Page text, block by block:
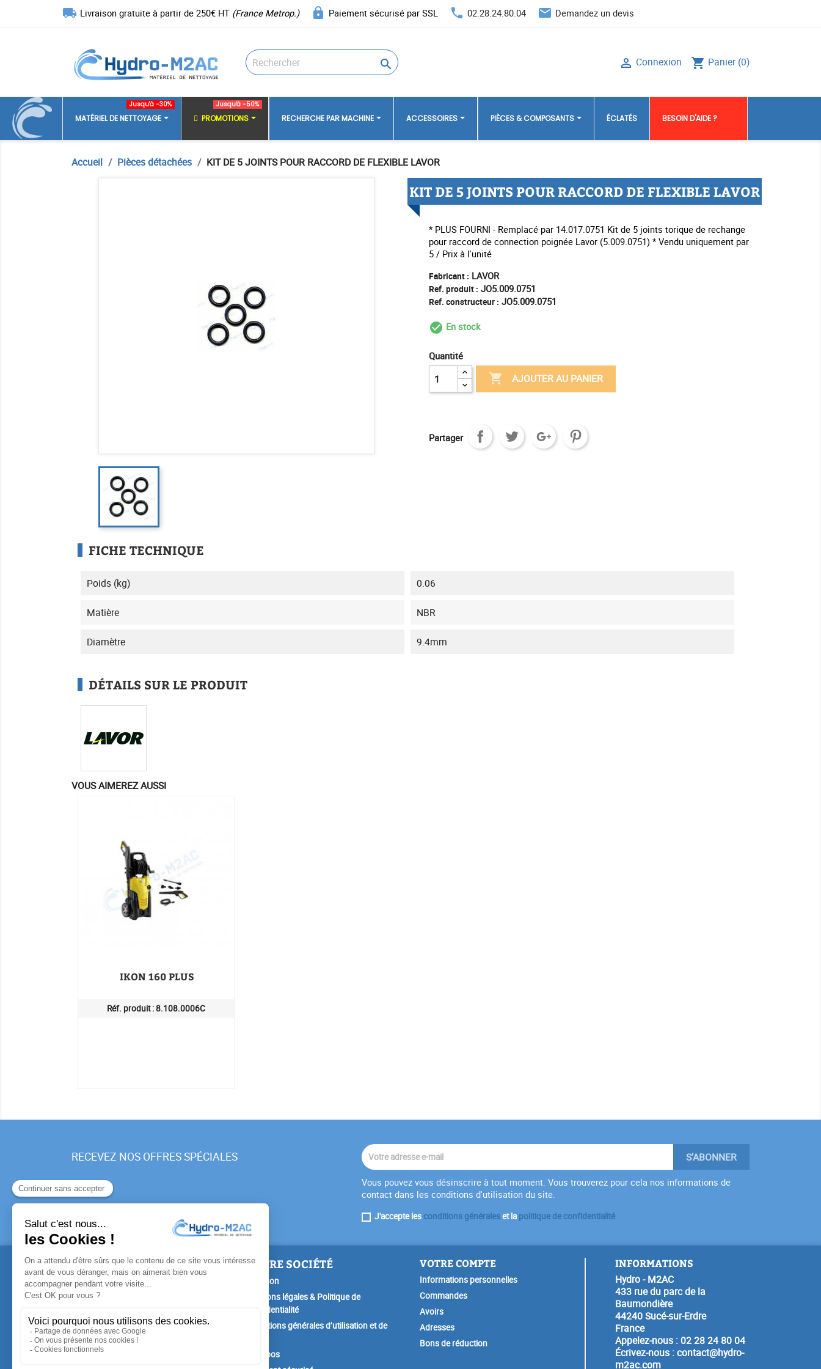
local_shipping Livraison gratuite à partir de 250€ HT (France Metrop.) lock Paiement sécurisé par SSL phone 02.28.24.80.04 email Demandez un devis
 shopping_cart Panier (0)
 Connexion
MATÉRIEL DE NETTOYAGE
Jusqu'à -30%
PROMOTIONS
Jusqu'à -50%
RECHERCHE PAR MACHINE ACCESSOIRES PIÈCES & COMPOSANTS ÉCLATÉS BESOIN D'AIDE ?
Accueil Pièces détachées KIT DE 5 JOINTS POUR RACCORD DE FLEXIBLE LAVOR
KIT DE 5 JOINTS POUR RACCORD DE FLEXIBLE LAVOR
* PLUS FOURNI - Remplacé par 14.017.0751 Kit de 5 joints torique de rechange
pour raccord de connection poignée Lavor (5.009.0751) * Vendu uniquement par
5 / Prix à l'unité
Fabricant : LAVOR
Ref. produit : JO5.009.0751
Ref. constructeur : JO5.009.0751
check_circle_outline
En stock
Quantité
 AJOUTER AU PANIER
Partager
FICHE TECHNIQUE
Poids (kg) 0.06
Matière NBR
Diamètre 9.4mm
DÉTAILS SUR LE PRODUIT
VOUS AIMEREZ AUSSI
IKON 160 PLUS
Réf. produit :8.108.0006C
RECEVEZ NOS OFFRES SPÉCIALES
Vous pouvez vous désinscrire à tout moment. Vous trouverez pour cela nos informations de
contact dans les conditions d'utilisation du site.
J'accepte les conditions généraleset lapolitique de confidentialité
PRODUITS
Promotions
Nouveaux produits
NOTRE SOCIÉTÉ
Livraison
Mentions légales & Politique de
Confidentialité
Conditions générales d’utilisation et de
A propos
VOTRE COMPTE
Informations personnelles
Commandes
Avoirs
Adresses
Bons de réduction
INFORMATIONS
Hydro - M2AC
433 rue du parc de la
Baumondière
44240 Sucé-sur-Erdre
France
Appelez-nous : 02 28 24 80 04
Écrivez-nous :contact@hydro-
m2ac.com